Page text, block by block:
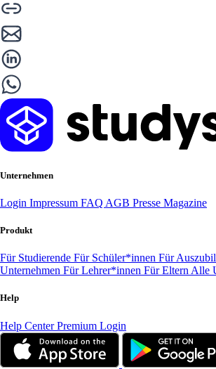
Unternehmen
Login Impressum FAQ AGB Presse Magazine
Produkt
Für Studierende Für Schüler*innen Für
Unternehmen Für Lehrer*innen Für Eltern Alle
Help
Help CenterPremium Login